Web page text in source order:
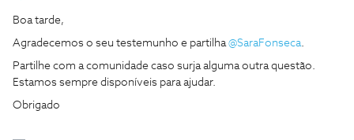
Boa tarde,
Agradecemos o seu testemunho e partilha@SaraFonseca.
Partilhe com a comunidade caso surja alguma outra questão.
Estamos sempre disponíveis para ajudar.
Obrigado